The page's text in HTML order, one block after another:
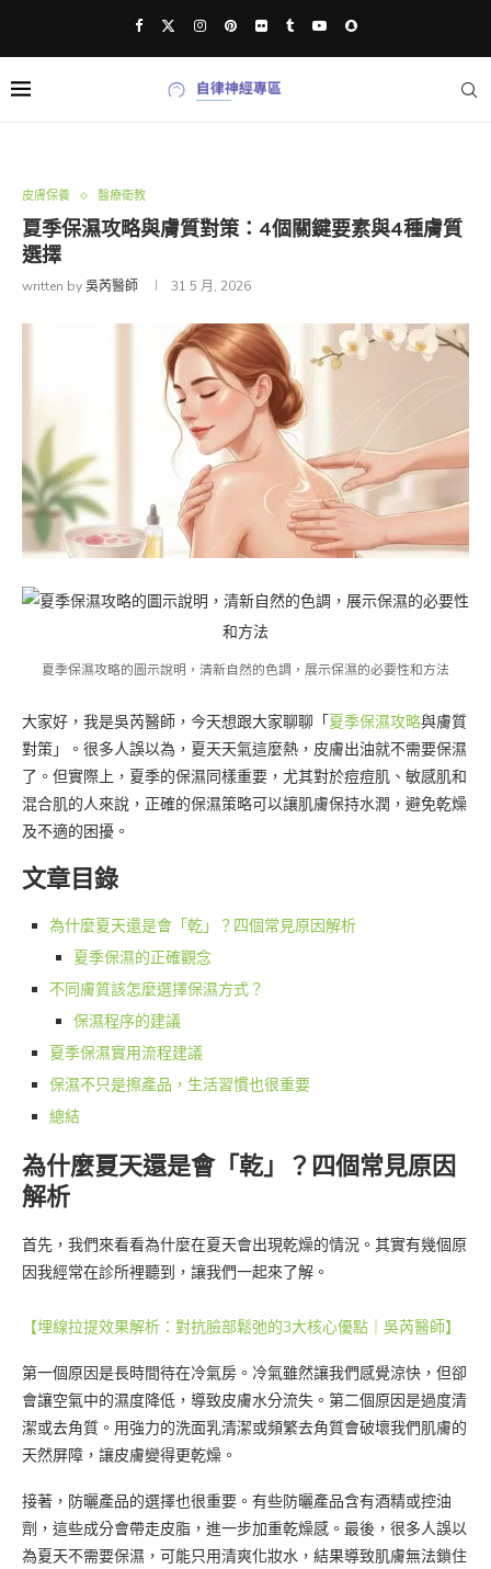
皮膚保養 醫療衛教
夏季保濕攻略與膚質對策：4個關鍵要素與4種膚質
選擇
written by吳芮醫師 31 5 月, 2026
夏季保濕攻略的圖示說明，清新自然的色調，展示保濕的必要性和方法
大家好，我是吳芮醫師，今天想跟大家聊聊「夏季保濕攻略與膚質
對策」。很多人誤以為，夏天天氣這麼熱，皮膚出油就不需要保濕
了。但實際上，夏季的保濕同樣重要，尤其對於痘痘肌、敏感肌和
混合肌的人來說，正確的保濕策略可以讓肌膚保持水潤，避免乾燥
及不適的困擾。
文章目錄
為什麼夏天還是會「乾」？四個常見原因解析
夏季保濕的正確觀念
不同膚質該怎麼選擇保濕方式？
保濕程序的建議
夏季保濕實用流程建議
保濕不只是擦產品，生活習慣也很重要
總結
為什麼夏天還是會「乾」？四個常見原因
解析
首先，我們來看看為什麼在夏天會出現乾燥的情況。其實有幾個原
因我經常在診所裡聽到，讓我們一起來了解。
【埋線拉提效果解析：對抗臉部鬆弛的3大核心優點｜吳芮醫師】
第一個原因是長時間待在冷氣房。冷氣雖然讓我們感覺涼快，但卻
會讓空氣中的濕度降低，導致皮膚水分流失。第二個原因是過度清
潔或去角質。用強力的洗面乳清潔或頻繁去角質會破壞我們肌膚的
天然屏障，讓皮膚變得更乾燥。
接著，防曬產品的選擇也很重要。有些防曬產品含有酒精或控油
劑，這些成分會帶走皮脂，進一步加重乾燥感。最後，很多人誤以
為夏天不需要保濕，可能只用清爽化妝水，結果導致肌膚無法鎖住